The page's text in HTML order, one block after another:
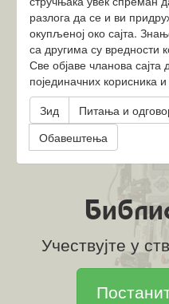
разлога да се и ви
окупљеној око сајта.
са другима су вредности
Све објаве чланова
појединачних корисника
Зид
Питања и
Обавештења
Учествујте у